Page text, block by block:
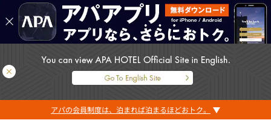
アパの会員制度は、泊まれば泊まるほどおトク。